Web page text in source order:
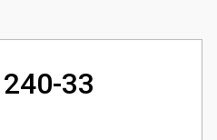
33